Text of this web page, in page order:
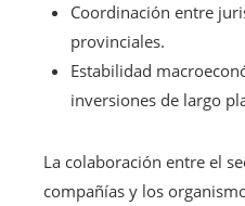
Coordinación entre
provinciales.
Estabilidad
inversiones de largo
La colaboración entre el
compañías y los